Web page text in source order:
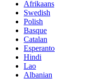
Afrikaans
Swedish
Polish
Basque
Catalan
Esperanto
Hindi
Lao
Albanian